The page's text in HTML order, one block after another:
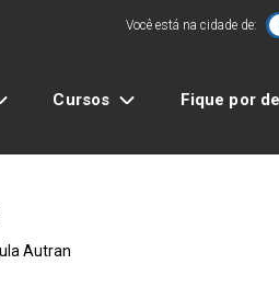
Você está na cidade de:
Cursos Fique por
Autran